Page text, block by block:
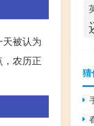
被认为
农历正
猜